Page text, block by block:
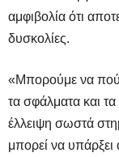
αμφιβολία ότι
δυσκολίες.
«Μπορούμε να
τα σφάλματα και
έλλειψη σωστά
μπορεί να υπάρξει